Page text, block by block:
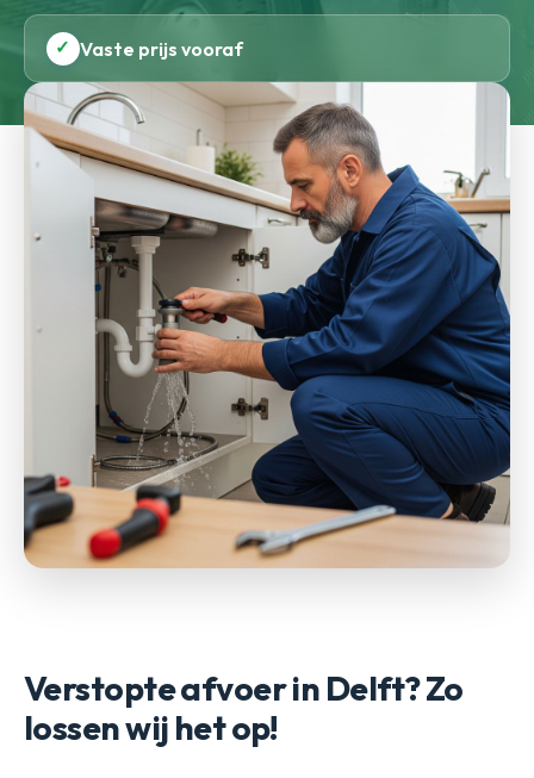
✓ Vaste prijs vooraf
Verstopte afvoer in Delft? Zo
lossen wij het op!